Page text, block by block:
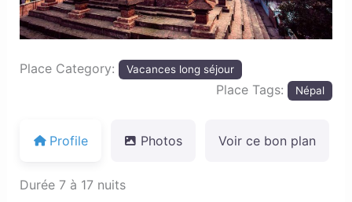
Place Category: Vacances long séjour
Place Tags: Népal
Profile Photos Voir ce bon plan
Durée 7 à 17 nuits